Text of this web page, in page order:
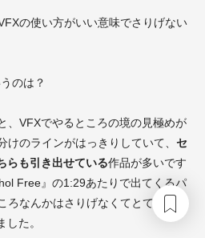
の使い方がいい意味でさりげない
のは？
、VFXでやるところの境の見極めが
のラインがはっきりしていて、 セ
らも引き出せている作品が多いです
Free』の1:29あたりで出てくるパ
ろなんかはさりげなくてとても上手
た。